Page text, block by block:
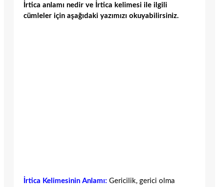
İrtica anlamı nedir ve İrtica kelimesi ile ilgili
cümleler için aşağıdaki yazımızı okuyabilirsiniz.
İrtica Kelimesinin Anlamı: Gericilik, gerici olma